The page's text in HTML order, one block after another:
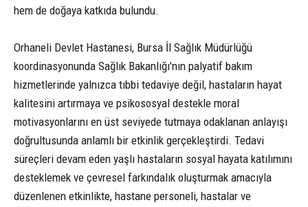
hem de doğaya katkıda bulundu.
Orhaneli Devlet Hastanesi, Bursa İl Sağlık Müdürlüğü
koordinasyonunda Sağlık Bakanlığı’nın palyatif bakım
hizmetlerinde yalnızca tıbbi tedaviye değil, hastaların hayat
kalitesini artırmaya ve psikososyal destekle moral
motivasyonlarını en üst seviyede tutmaya odaklanan anlayışı
doğrultusunda anlamlı bir etkinlik gerçekleştirdi. Tedavi
süreçleri devam eden yaşlı hastaların sosyal hayata katılımını
desteklemek ve çevresel farkındalık oluşturmak amacıyla
düzenlenen etkinlikte, hastane personeli, hastalar ve